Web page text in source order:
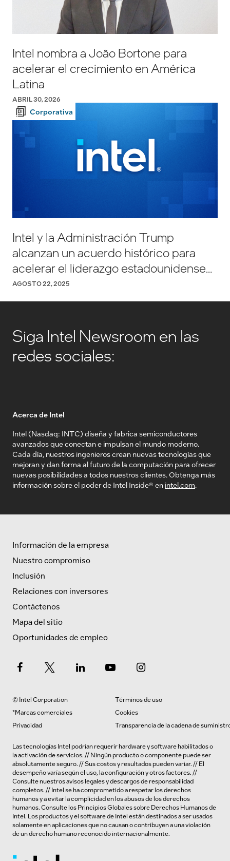
Intel nombra a João Bortone para
acelerar el crecimiento en América
Latina
ABRIL 30, 2026
Corporativa
Intel y la Administración Trump
alcanzan un acuerdo histórico para
acelerar el liderazgo estadounidense
en tecnología y manufactura
AGOSTO 22, 2025
Siga Intel Newsroom en las
redes sociales:
Acerca de Intel
Intel (Nasdaq: INTC) diseña y fabrica semiconductores
avanzados que conectan e impulsan el mundo moderno.
Cada día, nuestros ingenieros crean nuevas tecnologías que
mejoran y dan forma al futuro de la computación para ofrecer
nuevas posibilidades a todos nuestros clientes. Obtenga más
información sobre el poder de Intel Inside® en intel.com.
Información de la empresa
Nuestro compromiso
Inclusión
Relaciones con inversores
Contáctenos
Mapa del sitio
Oportunidades de empleo
© Intel Corporation
Términos de uso
*Marcas comerciales
Cookies
Privacidad
Transparencia de la cadena de
Las tecnologías Intel podrían requerir hardware y software habilitados o
la activación de servicios. // Ningún producto o componente puede ser
absolutamente seguro. // Sus costos y resultados pueden variar. // El
desempeño varía según el uso, la configuración y otros factores. //
Consulte nuestrosavisos legales y descargos de responsabilidad
completos. // Intel se ha comprometido a respetar los derechos
humanos y a evitar la complicidad en los abusos de los derechos
humanos.Consulte losPrincipios Globales sobre Derechos Humanos de
Intel. Los productos y el software de Intel están destinados a ser usados
solamente en aplicaciones que no causan o contribuyen a una violación
de un derecho humano reconocido internacionalmente.